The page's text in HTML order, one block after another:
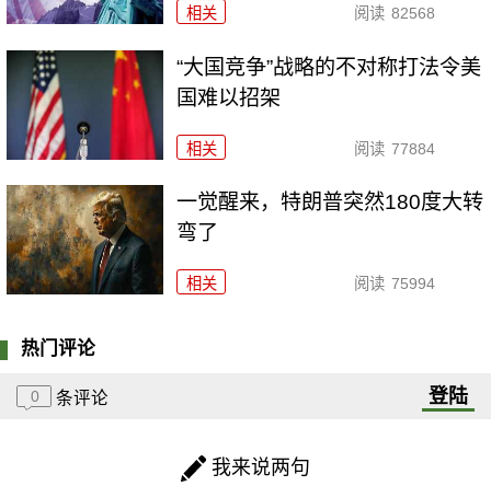
相关 阅读 82568
“大国竞争”战略的不对称打法令美
国难以招架
相关 阅读 77884
一觉醒来，特朗普突然180度大转
弯了
相关 阅读 75994
热门评论
0 条评论 登陆
我来说两句